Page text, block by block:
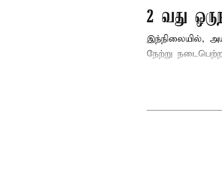
2 வது
இந்நிலையில்,
நேற்று